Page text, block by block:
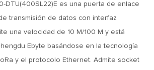
DTU(400SL22)E es una puerta de enlace
transmisión de datos con interfaz
una velocidad de 10 M/100 M y está
Ebyte basándose en la tecnología
y el protocolo Ethernet. Admite socket